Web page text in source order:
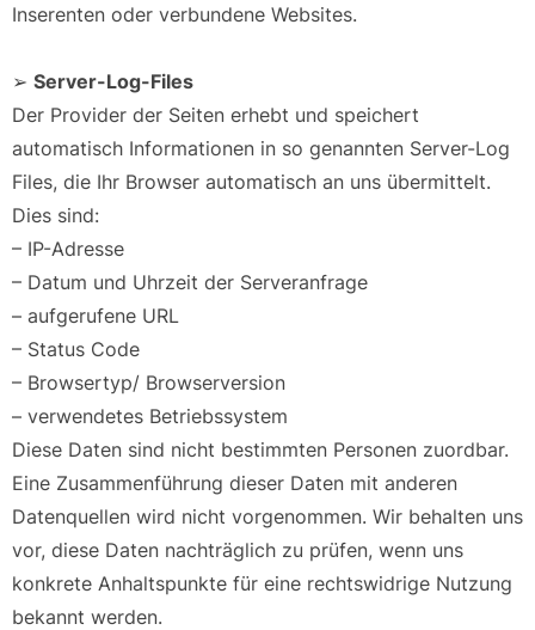
Inserenten oder verbundene Websites.
➢ Server-Log-Files
Der Provider der Seiten erhebt und speichert
automatisch Informationen in so genannten Server-Log
Files, die Ihr Browser automatisch an uns übermittelt.
Dies sind:
– IP-Adresse
– Datum und Uhrzeit der Serveranfrage
– aufgerufene URL
– Status Code
– Browsertyp/ Browserversion
– verwendetes Betriebssystem
Diese Daten sind nicht bestimmten Personen zuordbar.
Eine Zusammenführung dieser Daten mit anderen
Datenquellen wird nicht vorgenommen. Wir behalten uns
vor, diese Daten nachträglich zu prüfen, wenn uns
konkrete Anhaltspunkte für eine rechtswidrige Nutzung
bekannt werden.